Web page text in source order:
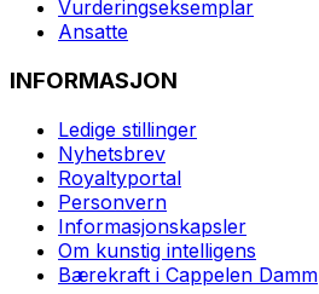
Vurderingseksemplar
Ansatte
INFORMASJON
Ledige stillinger
Nyhetsbrev
Royaltyportal
Personvern
Informasjonskapsler
Om kunstig intelligens
Bærekraft i Cappelen Damm